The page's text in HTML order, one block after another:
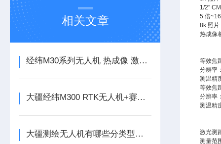
相关文章
经纬M30系列无人机 热成像 激光测距 一体机
大疆经纬M300 RTK无人机+赛尔PSDK 102S倾斜相机
大疆测绘无人机有哪些分类型号呢
1/2''
5 倍
8k 照片
热成像
等效焦
分辨率
测温精
等效焦
分辨率
测温精
激光测
测量范